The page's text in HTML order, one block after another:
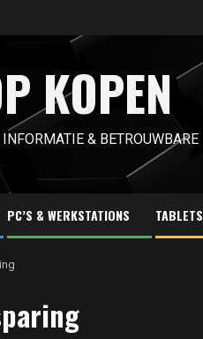
KOPEN
& BETROUWBARE
PC’S & WERKSTATIONS TABLETS